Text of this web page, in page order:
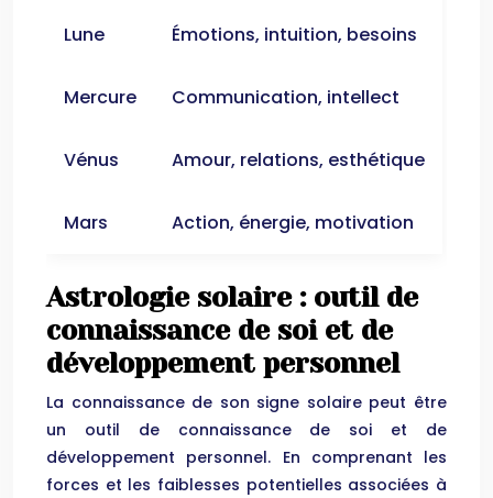
Lune Émotions, intuition, besoins
Mercure Communication, intellect
Vénus Amour, relations, esthétique
Mars Action, énergie, motivation
Astrologie solaire : outil de
connaissance de soi et de
développement personnel
La connaissance de son signe solaire peut être
un outil de connaissance de soi et de
développement personnel. En comprenant les
forces et les faiblesses potentielles associées à